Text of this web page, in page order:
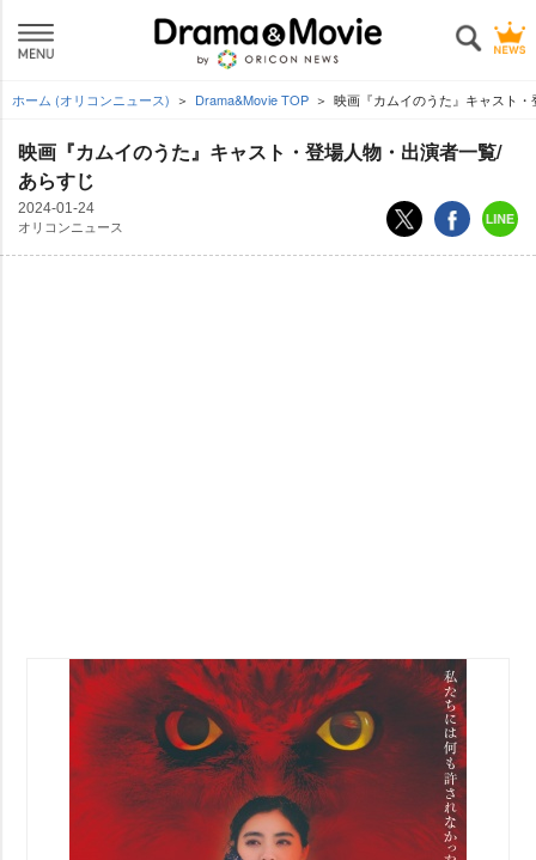
ホーム (オリコンニュース) Drama&Movie TOP 映画『カムイのうた』キャスト
映画『カムイのうた』キャスト・登場人物・出演者一覧/
あらすじ
2024-01-24
オリコンニュース